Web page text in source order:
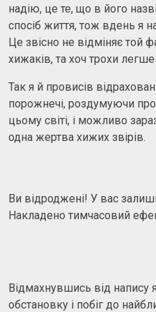
надію, це те, що в його
спосіб життя, тож вдень я
Це звісно не відміняє той
хижаків, та хоч трохи
Так я й провисів
порожнечі, роздумуючи
цьому світі, і можливо
одна жертва хижих звірів.
Ви відроджені! У вас
Накладено тимчасовий
Відмахнувшись від напису
обстановку і побіг до